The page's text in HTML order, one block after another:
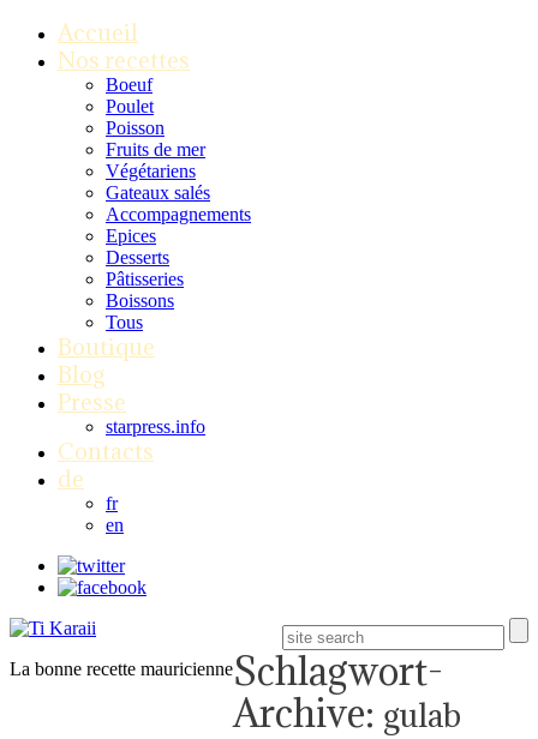
Accueil
Nos recettes
Boeuf
Poulet
Poisson
Fruits de mer
Végétariens
Gateaux salés
Accompagnements
Epices
Desserts
Pâtisseries
Boissons
Tous
Boutique
Blog
Presse
starpress.info
Contacts
de
fr
en
La bonne recette mauricienneSchlagwort-
Archive: gulab